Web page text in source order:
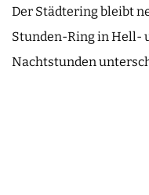
Der Städtering bleibt
Stunden-Ring in Hell-
Nachtstunden